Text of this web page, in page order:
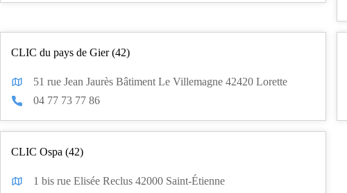
CLIC du pays de Gier (42)
51 rue Jean Jaurès Bâtiment Le Villemagne 42420 Lorette
04 77 73 77 86
CLIC Ospa (42)
1 bis rue Elisée Reclus 42000 Saint-Étienne